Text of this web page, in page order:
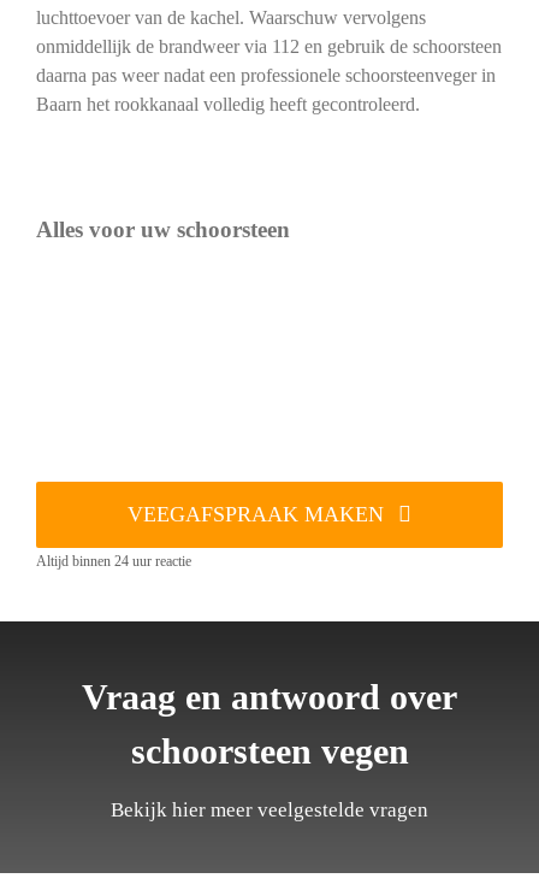
luchttoevoer van de kachel. Waarschuw vervolgens
onmiddellijk de brandweer via 112 en gebruik de schoorsteen
daarna pas weer nadat een professionele schoorsteenveger in
Baarn het rookkanaal volledig heeft gecontroleerd.
Alles voor uw schoorsteen
VEEGAFSPRAAK MAKEN
Altijd binnen 24 uur reactie
Vraag en antwoord over
schoorsteen vegen
Bekijk hier meer veelgestelde vragen